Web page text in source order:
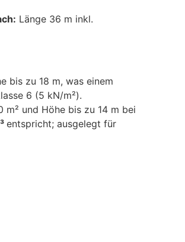
Länge 36 m inkl.
bis zu 18 m, was einem
6 (5 kN/m²).
m² und Höhe bis zu 14 m bei
entspricht; ausgelegt für